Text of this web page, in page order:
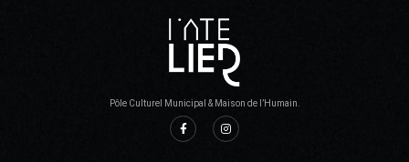
Pôle Culturel Municipal & Maison de l’Humain.